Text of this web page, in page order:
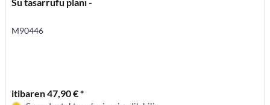
M90446
itibaren 47,90 € *